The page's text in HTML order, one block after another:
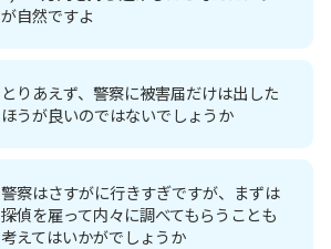
が自然ですよ
とりあえず、警察に被害届だけは出した
ほうが良いのではないでしょうか
警察はさすがに行きすぎですが、まずは
探偵を雇って内々に調べてもらうことも
考えてはいかがでしょうか